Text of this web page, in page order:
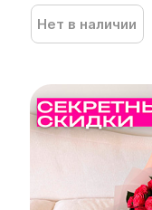
Нет в наличии